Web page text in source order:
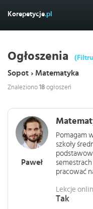
Korepetycje.pl
Ogłoszenia
Sopot › Matematyka
Znaleziono 18 ogłoszeń
Paweł
Pomagam
szkoły
pracować
Lekcje
Tak